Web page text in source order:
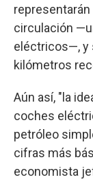
circulación
eléctricos—, y
kilómetros
Aún así, "la
coches
petróleo
cifras más
economista